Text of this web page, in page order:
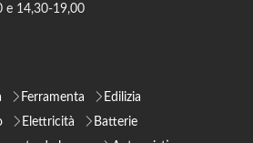
e 14,30-19,00
Ferramenta
Edilizia
Elettricità
Batterie